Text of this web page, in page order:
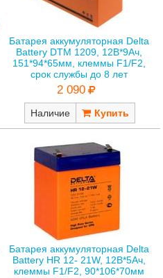
Батарея аккумуляторная Delta
Battery DTM 1209, 12В*9Ач,
151*94*65мм, клеммы F1/F2,
срок службы до 8 лет
2 090
Наличие
Батарея аккумуляторная Delta
Battery HR 12- 21W, 12В*5Ач,
клеммы F1/F2, 90*106*70мм